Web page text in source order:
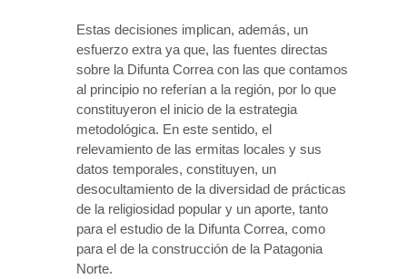
Estas decisiones implican, además, un
esfuerzo extra ya que, las fuentes directas
sobre la Difunta Correa con las que contamos
al principio no referían a la región, por lo que
constituyeron el inicio de la estrategia
metodológica. En este sentido, el
relevamiento de las ermitas locales y sus
datos temporales, constituyen, un
desocultamiento de la diversidad de prácticas
de la religiosidad popular y un aporte, tanto
para el estudio de la Difunta Correa, como
para el de la construcción de la Patagonia
Norte.